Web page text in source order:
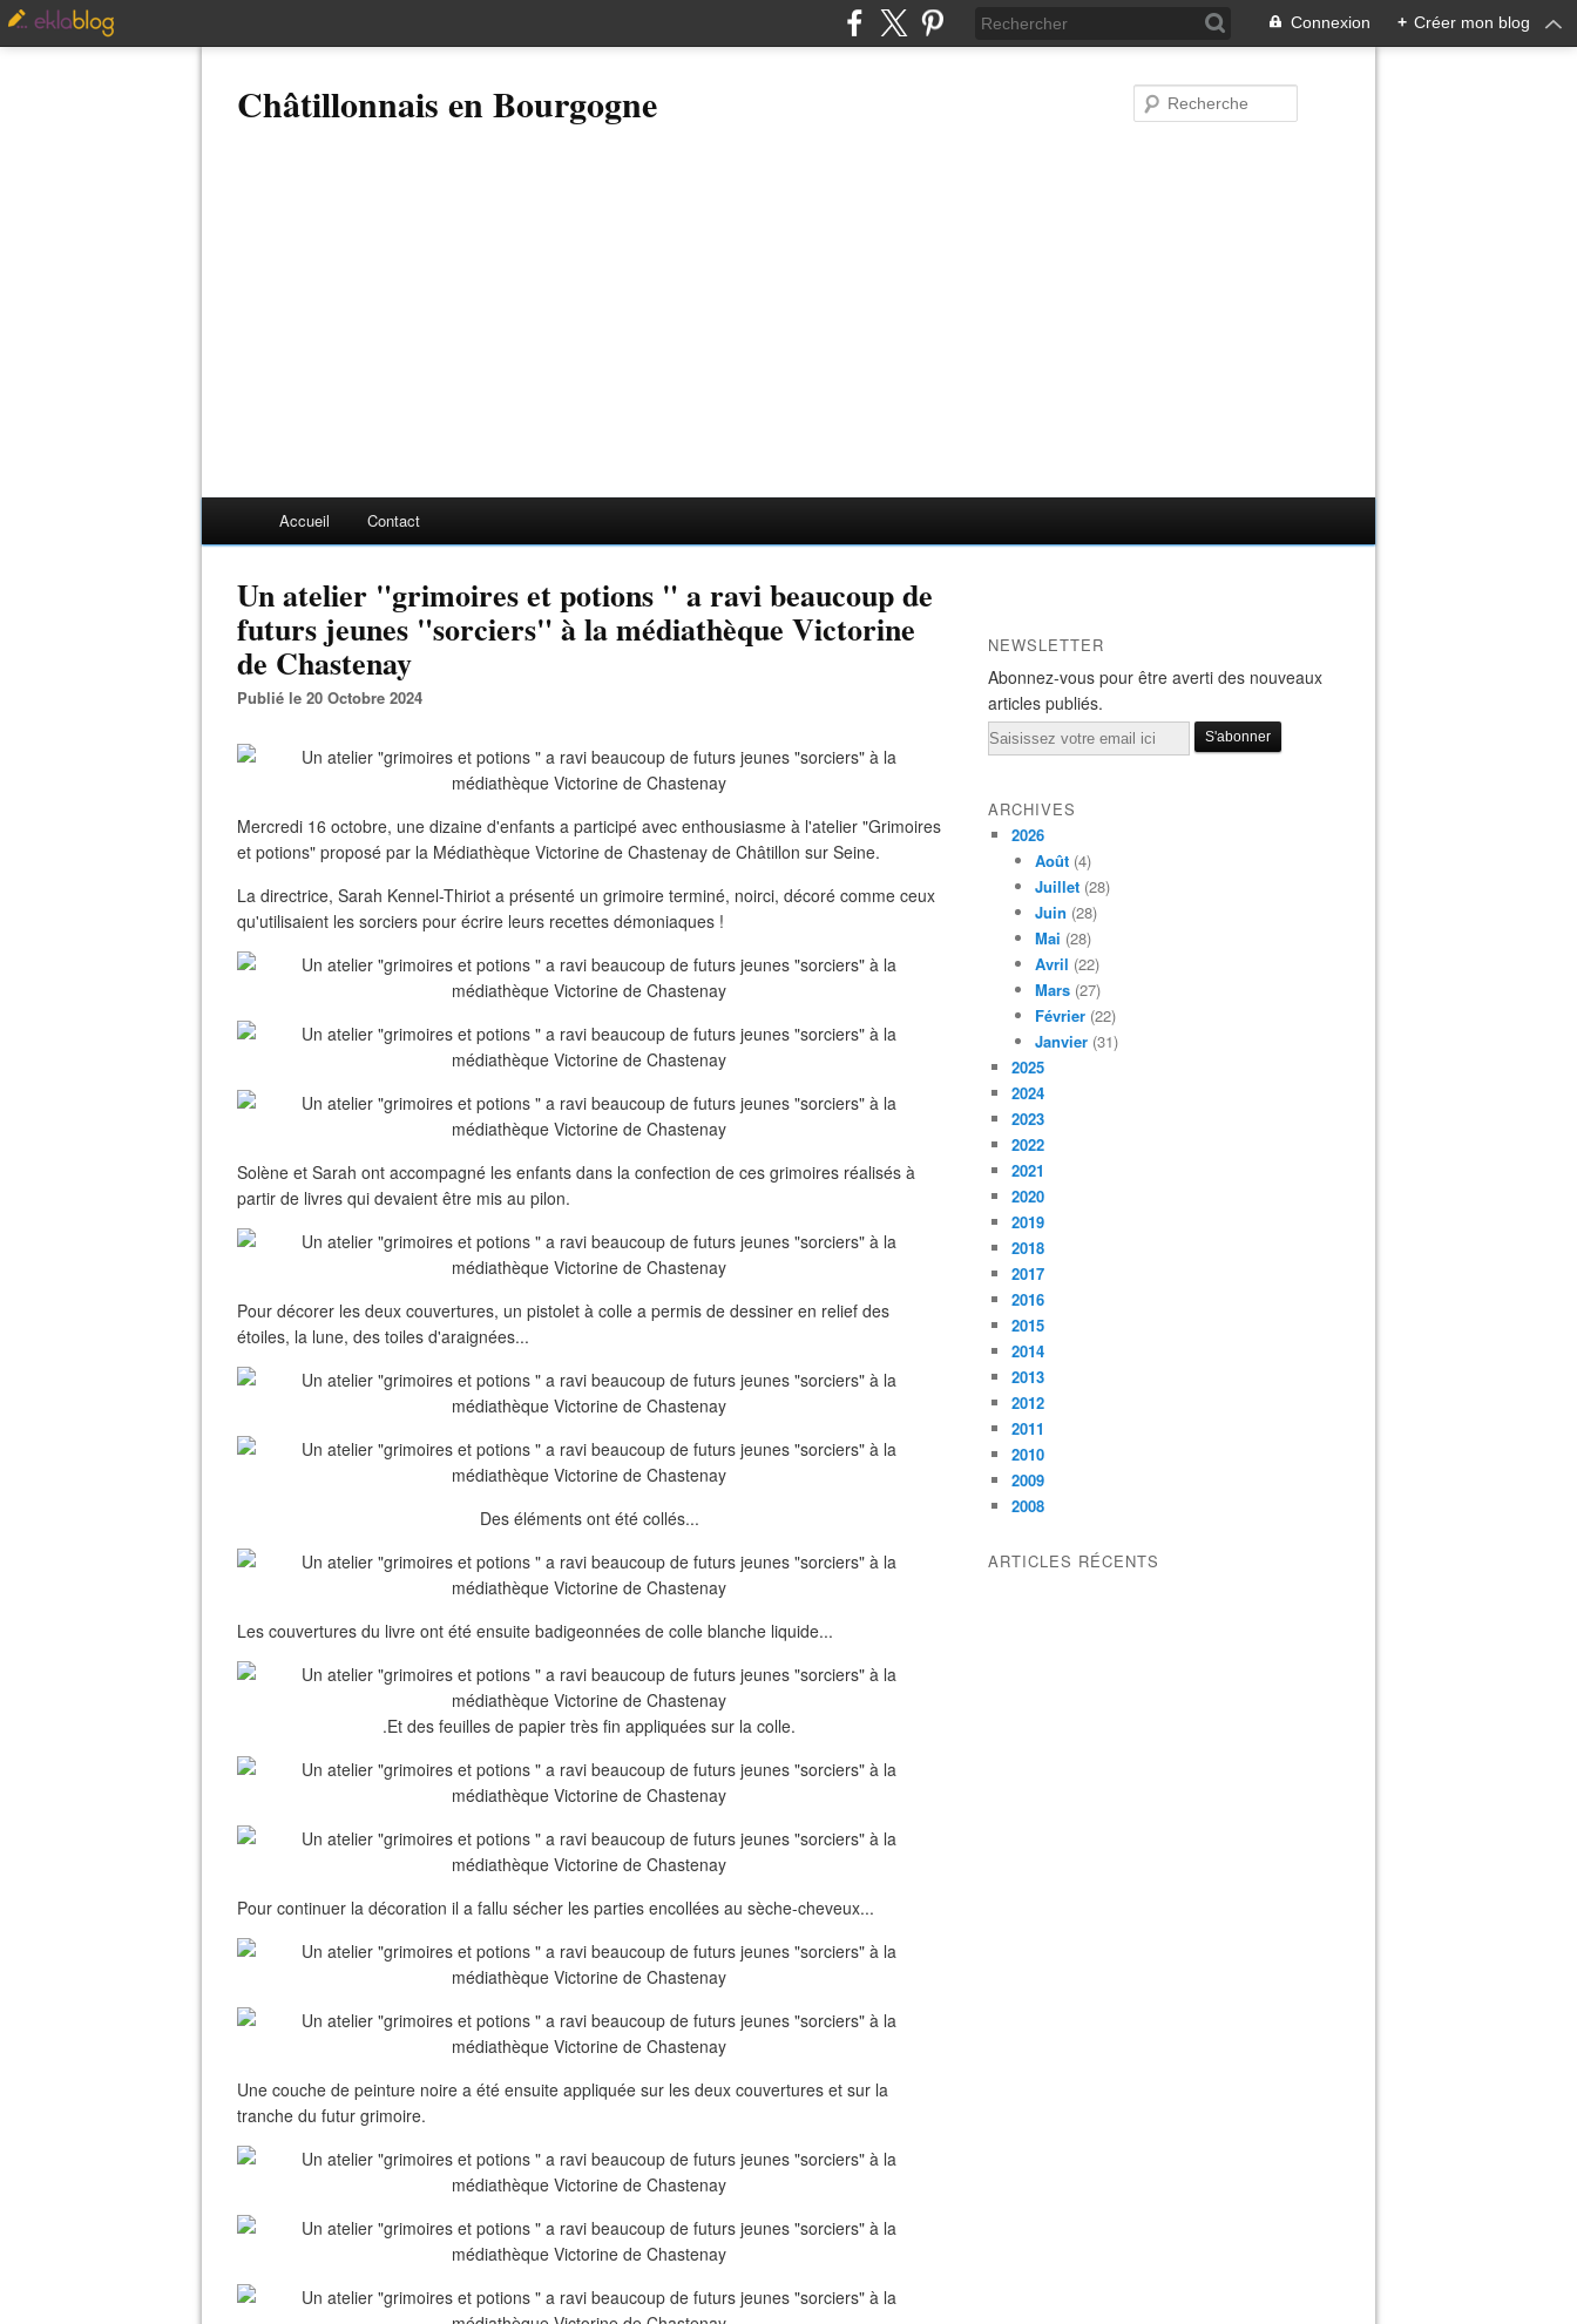
Connexion + Créer mon blog
Châtillonnais en Bourgogne
Accueil Contact
Un atelier "grimoires et potions " a ravi beaucoup de
futurs jeunes "sorciers" à la médiathèque Victorine
de Chastenay
Publié le 20 Octobre 2024
Mercredi 16 octobre, une dizaine d'enfants a participé avec enthousiasme à l'atelier "Grimoires
et potions" proposé par la Médiathèque Victorine de Chastenay de Châtillon sur Seine.
La directrice, Sarah Kennel-Thiriot a présenté un grimoire terminé, noirci, décoré comme ceux
qu'utilisaient les sorciers pour écrire leurs recettes démoniaques !
Solène et Sarah ont accompagné les enfants dans la confection de ces grimoires réalisés à
partir de livres qui devaient être mis au pilon.
Pour décorer les deux couvertures, un pistolet à colle a permis de dessiner en relief des
étoiles, la lune, des toiles d'araignées...
Des éléments ont été collés...
Les couvertures du livre ont été ensuite badigeonnées de colle blanche liquide...
.Et des feuilles de papier très fin appliquées sur la colle.
Pour continuer la décoration il a fallu sécher les parties encollées au sèche-cheveux...
Une couche de peinture noire a été ensuite appliquée sur les deux couvertures et sur la
tranche du futur grimoire.
NEWSLETTER
Abonnez-vous pour être averti des nouveaux
articles publiés.
Email
ARCHIVES
2026
Août (4)
Juillet (28)
Juin (28)
Mai (28)
Avril (22)
Mars (27)
Février (22)
Janvier (31)
2025
2024
2023
2022
2021
2020
2019
2018
2017
2016
2015
2014
2013
2012
2011
2010
2009
2008
ARTICLES RÉCENTS